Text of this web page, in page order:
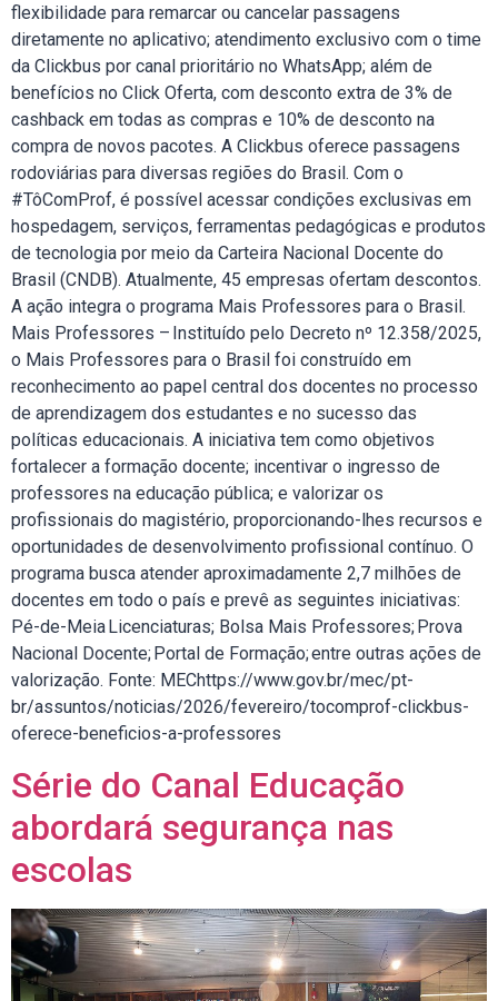
flexibilidade para remarcar ou cancelar passagens
diretamente no aplicativo; atendimento exclusivo com o time
da Clickbus por canal prioritário no WhatsApp; além de
benefícios no Click Oferta, com desconto extra de 3% de
cashback em todas as compras e 10% de desconto na
compra de novos pacotes. A Clickbus oferece passagens
rodoviárias para diversas regiões do Brasil. Com o
#TôComProf, é possível acessar condições exclusivas em
hospedagem, serviços, ferramentas pedagógicas e produtos
de tecnologia por meio da Carteira Nacional Docente do
Brasil (CNDB). Atualmente, 45 empresas ofertam descontos.
A ação integra o programa Mais Professores para o Brasil.
Mais Professores – Instituído pelo Decreto nº 12.358/2025,
o Mais Professores para o Brasil foi construído em
reconhecimento ao papel central dos docentes no processo
de aprendizagem dos estudantes e no sucesso das
políticas educacionais. A iniciativa tem como objetivos
fortalecer a formação docente; incentivar o ingresso de
professores na educação pública; e valorizar os
profissionais do magistério, proporcionando-lhes recursos e
oportunidades de desenvolvimento profissional contínuo. O
programa busca atender aproximadamente 2,7 milhões de
docentes em todo o país e prevê as seguintes iniciativas:
Pé-de-Meia Licenciaturas; Bolsa Mais Professores; Prova
Nacional Docente; Portal de Formação; entre outras ações de
valorização. Fonte: MEChttps://www.gov.br/mec/pt-
br/assuntos/noticias/2026/fevereiro/tocomprof-clickbus-
oferece-beneficios-a-professores
Série do Canal Educação
abordará segurança nas
escolas